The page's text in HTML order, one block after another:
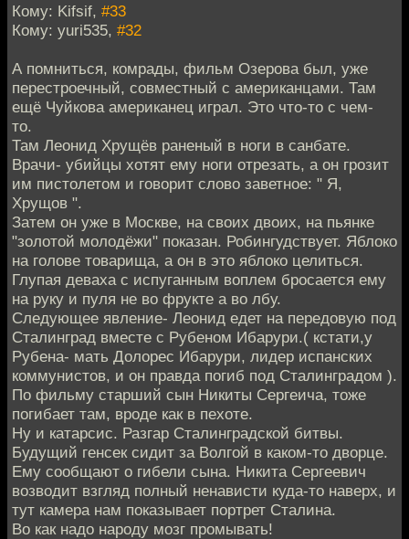
Кому: Kifsif, #33
Кому: yuri535, #32
А помниться, комрады, фильм Озерова был, уже
перестроечный, совместный с американцами. Там
ещё Чуйкова американец играл. Это что-то с чем-
то.
Там Леонид Хрущёв раненый в ноги в санбате.
Врачи- убийцы хотят ему ноги отрезать, а он грозит
им пистолетом и говорит слово заветное: " Я,
Хрущов ".
Затем он уже в Москве, на своих двоих, на пьянке
"золотой молодёжи" показан. Робингудствует. Яблоко
на голове товарища, а он в это яблоко целиться.
Глупая деваха с испуганным воплем бросается ему
на руку и пуля не во фрукте а во лбу.
Следующее явление- Леонид едет на передовую под
Сталинград вместе с Рубеном Ибарури.( кстати,у
Рубена- мать Долорес Ибарури, лидер испанских
коммунистов, и он правда погиб под Сталинградом ).
По фильму старший сын Никиты Сергеича, тоже
погибает там, вроде как в пехоте.
Ну и катарсис. Разгар Сталинградской битвы.
Будущий генсек сидит за Волгой в каком-то дворце.
Ему сообщают о гибели сына. Никита Сергеевич
возводит взгляд полный ненависти куда-то наверх, и
тут камера нам показывает портрет Сталина.
Во как надо народу мозг промывать!